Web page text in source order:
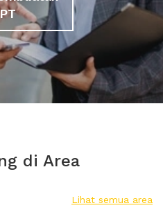
PT
di Area
Lihat semua area